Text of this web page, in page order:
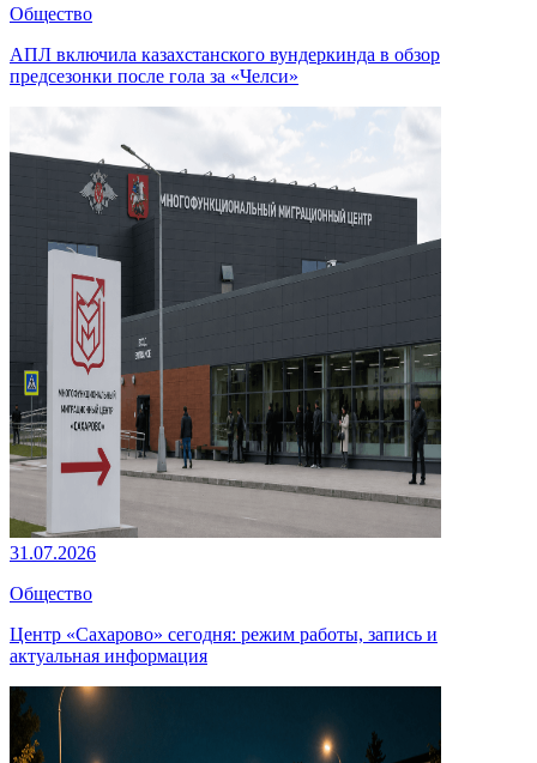
Общество
АПЛ включила казахстанского вундеркинда в обзор
предсезонки после гола за «Челси»
31.07.2026
Общество
Центр «Сахарово» сегодня: режим работы, запись и
актуальная информация